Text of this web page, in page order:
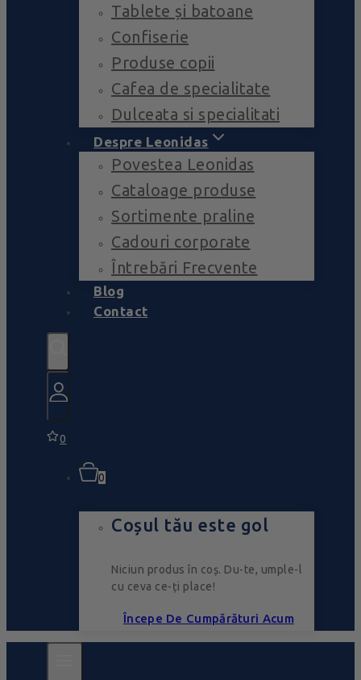
Tablete și batoane
Confiserie
Produse copii
Cafea de specialitate
Dulceata si specialitati
Despre Leonidas
Povestea Leonidas
Cataloage produse
Sortimente praline
Cadouri corporate
Întrebări Frecvente
Blog
Contact
0
0
Coșul tău este gol
Niciun produs în coș. Du-te, umple-l
cu ceva ce-ți place!
Începe De Cumpărături Acum